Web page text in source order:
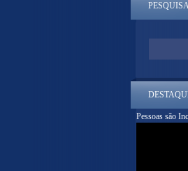
Pessoas são